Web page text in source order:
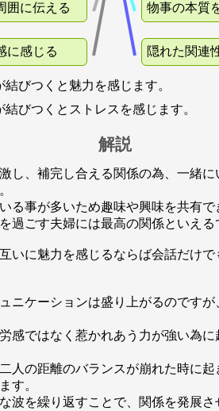
囲に伝える
物事の本質
に感じる
隠れた関連
結びつくと魅力を感じます。
結びつくとストレスを感じます。
解説
し、補完し合える関係の為、一緒
る事が多いため趣味や興味を共有で
過ごす夫婦には最高の関係といえる
いに魅力を感じるならば会話だけで
ニケーションは盛り上がるのです
感ではなく惹かれあう力が強い為
人の距離のバランスが崩れた時に
す。
波を繰り返すことで、関係を発展さ